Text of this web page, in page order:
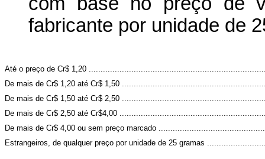
fabricante por unidade de
Até o preço de Cr$ 1,20
De mais de Cr$ 1,20 até Cr$ 1,50
De mais de Cr$ 1,50 até Cr$ 2,50
De mais de Cr$ 2,50 até Cr$4,00
De mais de Cr$ 4,00 ou sem preço marcado
Estrangeiros, de qualquer preço por unidade de 25 gramas